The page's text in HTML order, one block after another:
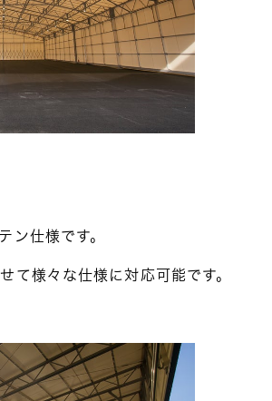
ン仕様です。
て様々な仕様に対応可能です。